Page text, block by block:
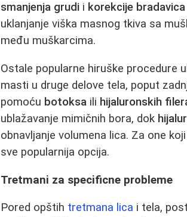
smanjenja grudi i korekcije bradavica
uklanjanje viška masnog tkiva sa
među muškarcima.
Ostale popularne hiruške procedure
masti u druge delove tela, poput
pomoću botoksa ili hijaluronskih
ublažavanje mimičnih bora, dok
obnavljanje volumena lica. Za one
sve popularnija opcija.
Tretmani za specificne probleme
Pored opštih tretmana lica i tela,